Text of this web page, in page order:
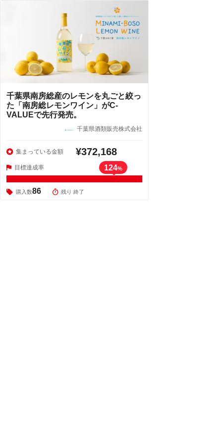
千葉県南房総産のレモンを丸ごと絞っ
た「南房総レモンワイン」がC-
VALUEで先行発売。
千葉県酒類販売株式会社
集まっている金額 ¥372,168
目標達成率 124%
購入数86 残り 終了